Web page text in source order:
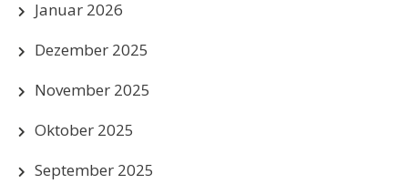
Januar 2026
Dezember 2025
November 2025
Oktober 2025
September 2025